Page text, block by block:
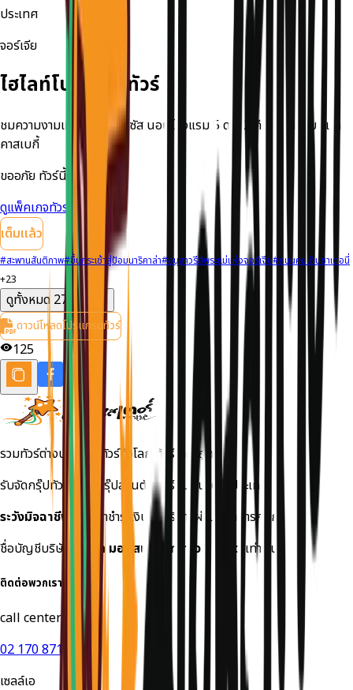
ประเทศ
จอร์เจีย
ไฮไลท์โปรแกรมทัวร์
ชมความงามเทือกเขาคอเคซัส นอนโรงแรม 5 ดาว 2 คืน + นอนบนเขา
คาสเบกี้
ขออภัย ทัวร์นี้เต็มแล้ว
ดูแพ็คเกจทัวร์ที่ใกล้เคียง
เต็มแล้ว
#สะพานสันติภาพ#ขึ้นกระเช้าสู่ป้อมนาริคาล่า#อนุสาวรีย์พระแม่แห่งจอร์เจีย#ถนนคนเดินชาเดอนี่
+23
ดูทั้งหมด 27 รายการ
ดาวน์โหลดโปรแกรมทัวร์
125
รวมทัวร์ต่างประเทศ ทัวร์ทั่วโลก ทัวร์ราคาถูก
รับจัดกรุ๊ปทัวร์เหมา กรุ๊ปส่วนตัว ทัวร์สัมมนาต่างประเทศ
ระวังมิจฉาชีพ!
กรุณาชำระเงินค่าบริการผ่านธนาคารกสิกร
ชื่อบัญชีบริษัท
บริษัท มอนสเตอร์ ทราเวล จำกัด เท่านั้น
ติดต่อพวกเรา
call center
02 170 8714
เซลล์เอ